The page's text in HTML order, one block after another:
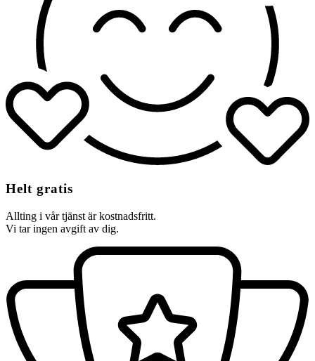
Helt gratis
Allting i vår tjänst är kostnadsfritt.
Vi tar ingen avgift av dig.